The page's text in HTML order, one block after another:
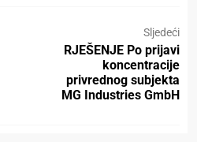
Sljedeći
RJEŠENJE Po prijavi
koncentracije
privrednog subjekta
MG Industries GmbH